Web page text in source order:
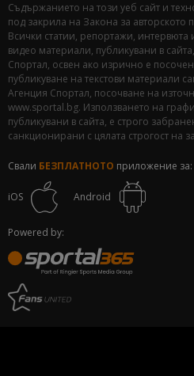
Съдържанието на този уеб сайт и
под закрила на Закона за авторското
Всички статии, репортажи, интервюта
видео материали, публикувани в
Спортал, освен ако изрично е
публикуване на текстови материали
Агенция Спортал, посочване на
www.sportal.bg. Използването на
публикувани в сайта, е строго
санкционирани с цялата строгост на
Свали БЕЗПЛАТНОТО приложение за:
iOS Android
Powered by: